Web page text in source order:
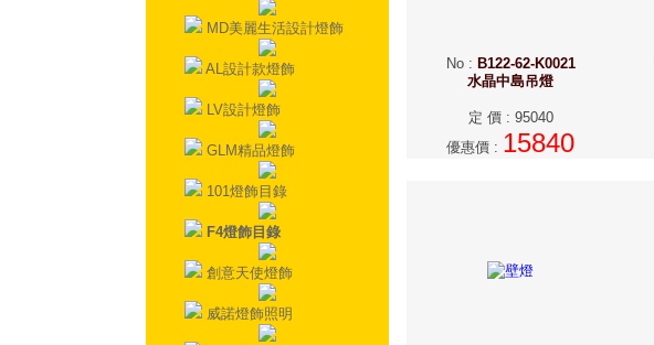
MD美麗生活設計燈飾
AL設計款燈飾
LV設計燈飾
GLM精品燈飾
101燈飾目錄
F4燈飾目錄
創意天使燈飾
威諾燈飾照明
No: B122-62-K0021
水晶中島吊燈
定 價: 95040
優惠價 : 15840